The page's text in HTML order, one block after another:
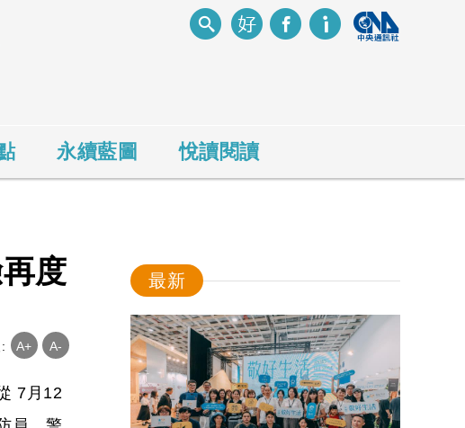
永續藍圖 悅讀閱讀
度
A+ A-
7月12
最新